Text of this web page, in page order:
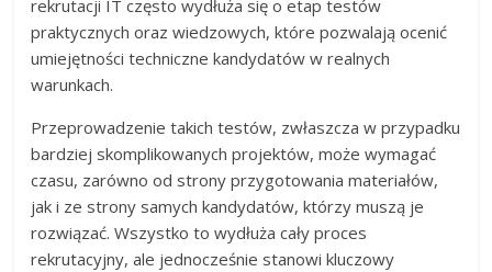
rekrutacji IT często wydłuża się o etap testów
praktycznych oraz wiedzowych, które pozwalają ocenić
umiejętności techniczne kandydatów w realnych
warunkach.
Przeprowadzenie takich testów, zwłaszcza w przypadku
bardziej skomplikowanych projektów, może wymagać
czasu, zarówno od strony przygotowania materiałów,
jak i ze strony samych kandydatów, którzy muszą je
rozwiązać. Wszystko to wydłuża cały proces
rekrutacyjny, ale jednocześnie stanowi kluczowy